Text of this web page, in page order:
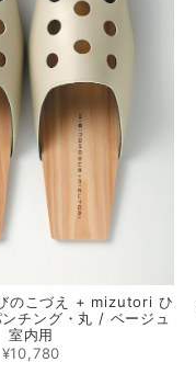
のこづえ + mizutori ひ
チング・丸 / ベージュ
室内用
¥10,780